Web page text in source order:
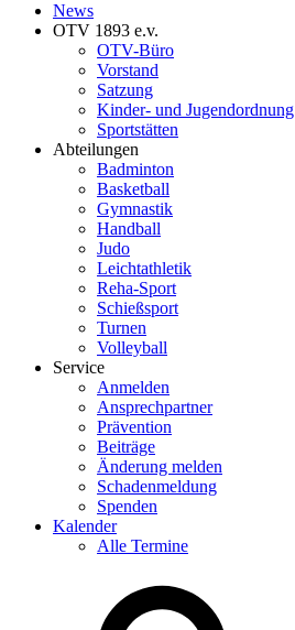
News
OTV 1893 e.v.
OTV-Büro
Vorstand
Satzung
Kinder- und Jugendordnung
Sportstätten
Abteilungen
Badminton
Basketball
Gymnastik
Handball
Judo
Leichtathletik
Reha-Sport
Schießsport
Turnen
Volleyball
Service
Anmelden
Ansprechpartner
Prävention
Beiträge
Änderung melden
Schadenmeldung
Spenden
Kalender
Alle Termine